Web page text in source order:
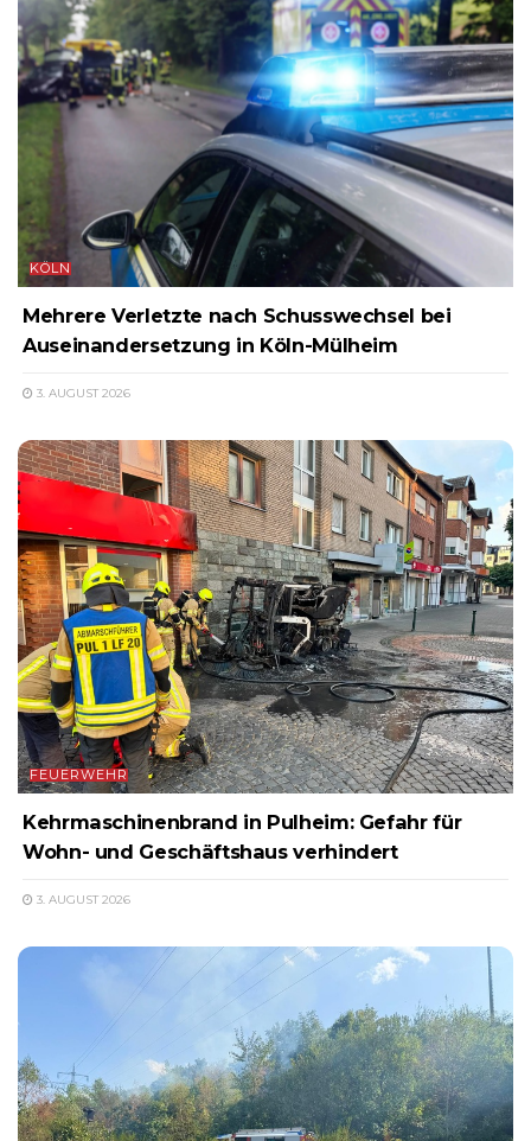
KÖLN
Mehrere Verletzte nach Schusswechsel bei
Auseinandersetzung in Köln-Mülheim
3. AUGUST 2026
FEUERWEHR
Kehrmaschinenbrand in Pulheim: Gefahr für
Wohn- und Geschäftshaus verhindert
3. AUGUST 2026